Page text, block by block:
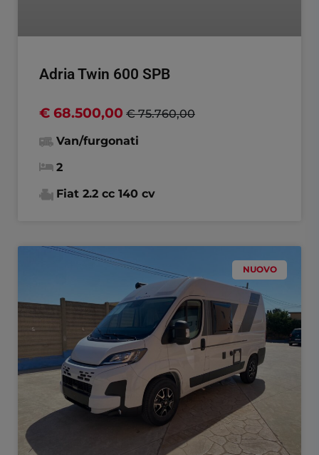
Adria Twin 600 SPB
€ 68.500,00 € 75.760,00
Van/furgonati
2
Fiat 2.2 cc 140 cv
NUOVO